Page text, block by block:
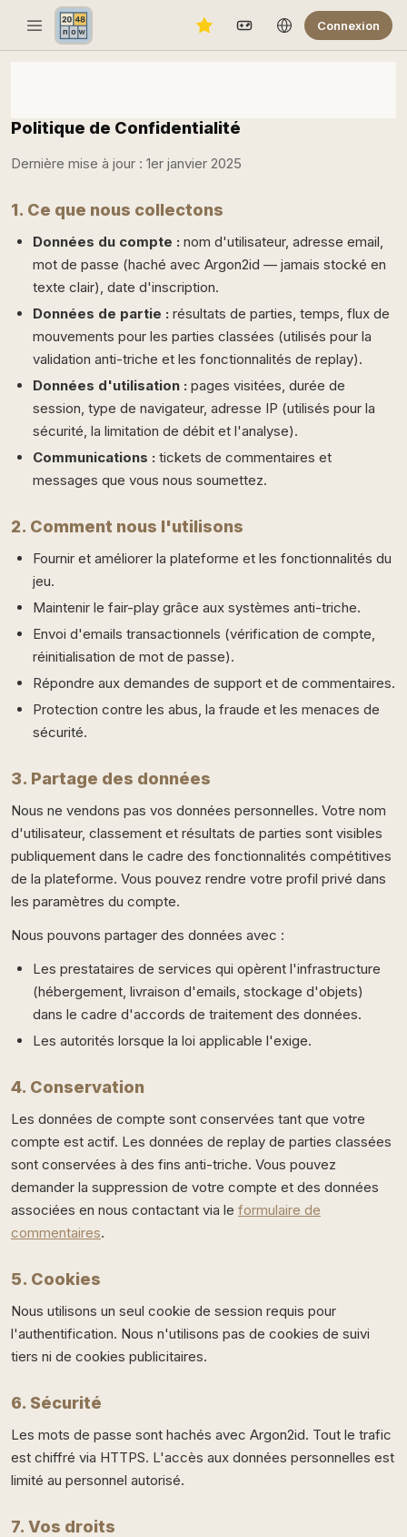
Connexion
Politique de Confidentialité
Dernière mise à jour : 1er janvier 2025
1. Ce que nous collectons
Données du compte : nom d'utilisateur, adresse email,
mot de passe (haché avec Argon2id — jamais stocké en
texte clair), date d'inscription.
Données de partie : résultats de parties, temps, flux de
mouvements pour les parties classées (utilisés pour la
validation anti-triche et les fonctionnalités de replay).
Données d'utilisation : pages visitées, durée de
session, type de navigateur, adresse IP (utilisés pour la
sécurité, la limitation de débit et l'analyse).
Communications : tickets de commentaires et
messages que vous nous soumettez.
2. Comment nous l'utilisons
Fournir et améliorer la plateforme et les fonctionnalités du
jeu.
Maintenir le fair-play grâce aux systèmes anti-triche.
Envoi d'emails transactionnels (vérification de compte,
réinitialisation de mot de passe).
Répondre aux demandes de support et de commentaires.
Protection contre les abus, la fraude et les menaces de
sécurité.
3. Partage des données
Nous ne vendons pas vos données personnelles. Votre nom
d'utilisateur, classement et résultats de parties sont visibles
publiquement dans le cadre des fonctionnalités compétitives
de la plateforme. Vous pouvez rendre votre profil privé dans
les paramètres du compte.
Nous pouvons partager des données avec :
Les prestataires de services qui opèrent l'infrastructure
(hébergement, livraison d'emails, stockage d'objets)
dans le cadre d'accords de traitement des données.
Les autorités lorsque la loi applicable l'exige.
4. Conservation
Les données de compte sont conservées tant que votre
compte est actif. Les données de replay de parties classées
sont conservées à des fins anti-triche. Vous pouvez
demander la suppression de votre compte et des données
associées en nous contactant via le formulaire de
commentaires.
5. Cookies
Nous utilisons un seul cookie de session requis pour
l'authentification. Nous n'utilisons pas de cookies de suivi
tiers ni de cookies publicitaires.
6. Sécurité
Les mots de passe sont hachés avec Argon2id. Tout le trafic
est chiffré via HTTPS. L'accès aux données personnelles est
limité au personnel autorisé.
7. Vos droits